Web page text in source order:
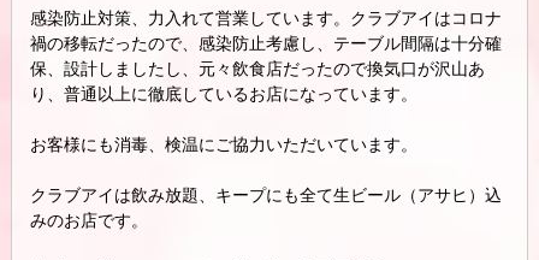
感染防止対策、力入れて営業しています。クラブアイはコロナ
禍の移転だったので、感染防止考慮し、テーブル間隔は十分確
保、設計しましたし、元々飲食店だったので換気口が沢山あ
り、普通以上に徹底しているお店になっています。
お客様にも消毒、検温にご協力いただいています。
クラブアイは飲み放題、キープにも全て生ビール（アサヒ）込
みのお店です。